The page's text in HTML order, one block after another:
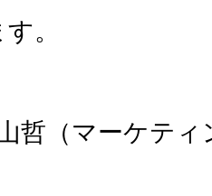
。
哲（マーケテ